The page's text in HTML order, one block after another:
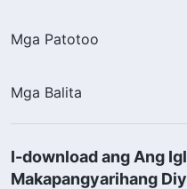
Mga Patotoo
Mga Balita
I-download ang Ang
Makapangyarihang